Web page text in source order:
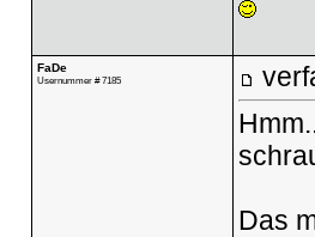
FaDe
Usernummer # 7185
Das